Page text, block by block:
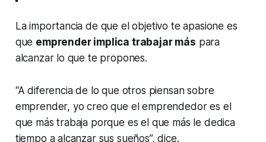
La importancia de que el objetivo te apasione es
que emprender implica trabajar más para
alcanzar lo que te propones.
“A diferencia de lo que otros piensan sobre
emprender, yo creo que el emprendedor es el
que más trabaja porque es el que más le dedica
tiempo a alcanzar sus sueños”, dice.